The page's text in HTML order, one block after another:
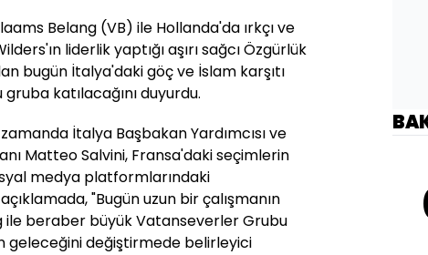
Belang (VB) ile Hollanda'da ırkçı ve
liderlik yaptığı aşırı sağcı Özgürlük
bugün İtalya'daki göç ve İslam karşıtı
gruba katılacağını duyurdu.
İtalya Başbakan Yardımcısı ve
Matteo Salvini, Fransa'daki seçimlerin
medya platformlarındaki
"Bugün uzun bir çalışmanın
ile beraber büyük Vatanseverler Grubu
geleceğini değiştirmede belirleyici